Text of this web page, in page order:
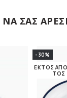
ΣΑΣ
-30%
ΕΚΤΌΣ
ΤΟΣ